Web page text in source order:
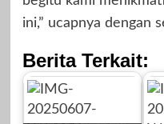
ini,” ucapnya dengan
Berita Terkait: